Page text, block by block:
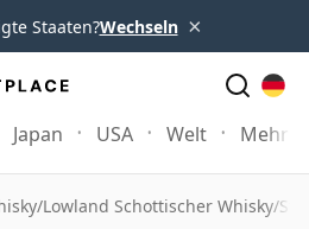
Staaten?Wechseln ×
Japan USA Welt Mehr
/Lowland Schottischer Whisky/